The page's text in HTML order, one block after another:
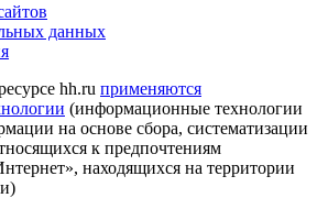
данных
hh.ru применяются
(информационные технологии
на основе сбора, систематизации
к предпочтениям
находящихся на территории